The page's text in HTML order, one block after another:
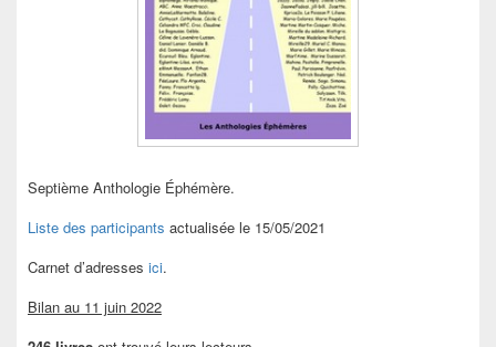
Septième Anthologie Éphémère.
Liste des participants actualisée le 15/05/2021
Carnet d’adresses ici.
Bilan au 11 juin 2022